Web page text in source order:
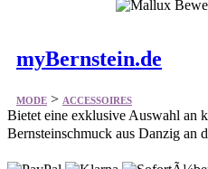
myBernstein.de
MODE > ACCESSOIRES
Bietet eine exklusive Auswahl an
Bernsteinschmuck aus Danzig an